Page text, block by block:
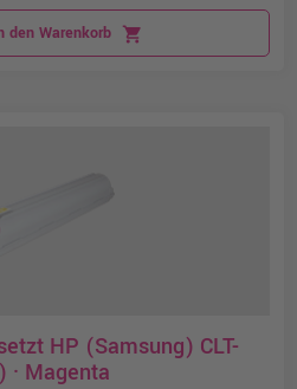
den Warenkorb shopping_cart
HP (Samsung) CLT-
· Magenta